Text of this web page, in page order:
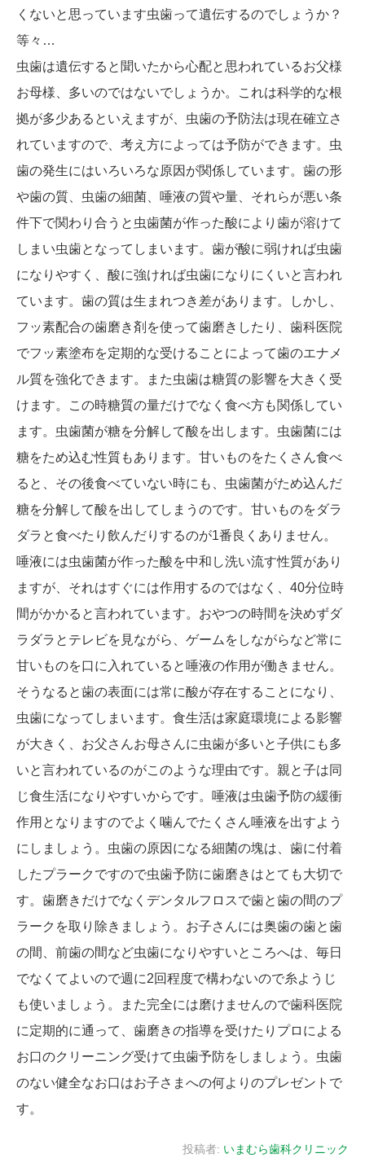
くないと思っています虫歯って遺伝するのでしょうか？
等々…
虫歯は遺伝すると聞いたから心配と思われているお父様
お母様、多いのではないでしょうか。これは科学的な根
拠が多少あるといえますが、虫歯の予防法は現在確立さ
れていますので、考え方によっては予防ができます。虫
歯の発生にはいろいろな原因が関係しています。歯の形
や歯の質、虫歯の細菌、唾液の質や量、それらが悪い条
件下で関わり合うと虫歯菌が作った酸により歯が溶けて
しまい虫歯となってしまいます。歯が酸に弱ければ虫歯
になりやすく、酸に強ければ虫歯になりにくいと言われ
ています。歯の質は生まれつき差があります。しかし、
フッ素配合の歯磨き剤を使って歯磨きしたり、歯科医院
でフッ素塗布を定期的な受けることによって歯のエナメ
ル質を強化できます。また虫歯は糖質の影響を大きく受
けます。この時糖質の量だけでなく食べ方も関係してい
ます。虫歯菌が糖を分解して酸を出します。虫歯菌には
糖をため込む性質もあります。甘いものをたくさん食べ
ると、その後食べていない時にも、虫歯菌がため込んだ
糖を分解して酸を出してしまうのです。甘いものをダラ
ダラと食べたり飲んだりするのが1番良くありません。
唾液には虫歯菌が作った酸を中和し洗い流す性質があり
ますが、それはすぐには作用するのではなく、40分位時
間がかかると言われています。おやつの時間を決めずダ
ラダラとテレビを見ながら、ゲームをしながらなど常に
甘いものを口に入れていると唾液の作用が働きません。
そうなると歯の表面には常に酸が存在することになり、
虫歯になってしまいます。食生活は家庭環境による影響
が大きく、お父さんお母さんに虫歯が多いと子供にも多
いと言われているのがこのような理由です。親と子は同
じ食生活になりやすいからです。唾液は虫歯予防の緩衝
作用となりますのでよく噛んでたくさん唾液を出すよう
にしましょう。虫歯の原因になる細菌の塊は、歯に付着
したプラークですので虫歯予防に歯磨きはとても大切で
す。歯磨きだけでなくデンタルフロスで歯と歯の間のプ
ラークを取り除きましょう。お子さんには奥歯の歯と歯
の間、前歯の間など虫歯になりやすいところへは、毎日
でなくてよいので週に2回程度で構わないので糸ようじ
も使いましょう。また完全には磨けませんので歯科医院
に定期的に通って、歯磨きの指導を受けたりプロによる
お口のクリーニング受けて虫歯予防をしましょう。虫歯
のない健全なお口はお子さまへの何よりのプレゼントで
す。
投稿者: いまむら歯科クリニック